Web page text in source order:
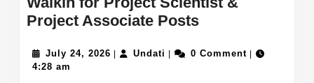
Project Associate PostsCSIR
Recruitment
July 24, 2026 July
Undati Undati0 Comment
4:28 am